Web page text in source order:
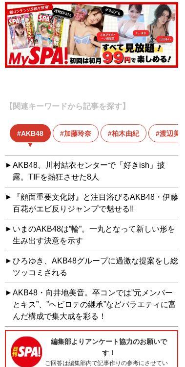
【関連キーワードから記事を探す】
AKB48 加藤玲奈 柏木由紀 渡辺美
AKB48、川村結衣センターで「好きish」披
露。TIFを熱狂させた8人
『顔面重要文化財』と注目浴びるAKB48・伊藤
百花がエビ反りジャンプで魅せる!!
いまのAKB48は”輪”。一丸となって新しい形を
生み出す決意を示す
ひろゆき、AKB48グループに過激な提案をし総
ツッコミされる
AKB48・向井地美音。卒コンでは”元メンバー
とキス”、”ヘビロテの継承”などバラエティに富
んだ構成で集大成を彩る！